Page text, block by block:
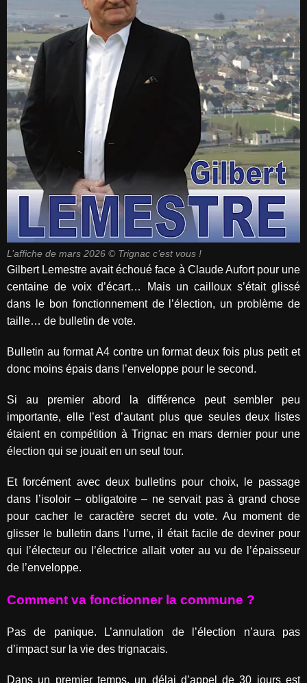
L’affiche de mars 2026 © Trignac c’est vous !
Gilbert Lemestre avait échoué face à Claude Aufort pour une
centaine de voix d’écart… Mais un cailloux s’était glissé
dans le bon fonctionnement de l’élection, un problème de
taille… de bulletin de vote.
Bulletin au format A4 contre un format deux fois plus petit et
donc moins épais dans l’enveloppe pour le second.
Si au premier abord la différence peut sembler peu
importante, elle l’est d’autant plus que seules deux listes
étaient en compétition à Trignac en mars dernier pour une
élection qui se jouait en un seul tour.
Et forcément avec deux bulletins pour choix, le passage
dans l’isoloir – obligatoire – ne servait pas à grand chose
pour cacher le caractère secret du vote. Au moment de
glisser le bulletin dans l’urne, il était facile de deviner pour
qui l’électeur ou l’électrice allait voter au vu de l’épaisseur
de l’enveloppe.
Comment va fonctionner la commune ?
Pas de panique. L’annulation de l’élection n’aura pas
d’impact sur la vie des trignacais.
Dans un premier temps, un délai d’appel de 30 jours est